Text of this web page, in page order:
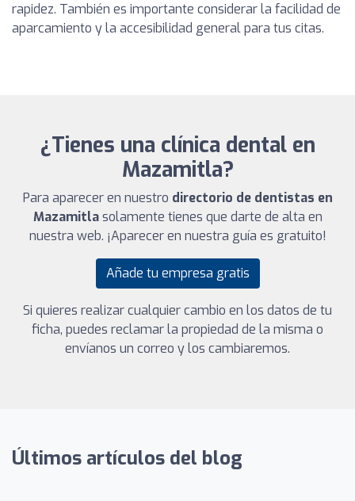
rapidez. También es importante considerar la facilidad de
aparcamiento y la accesibilidad general para tus citas.
¿Tienes una clínica dental en
Mazamitla?
Para aparecer en nuestro directorio de dentistas en
Mazamitlasolamente tienes que darte de alta en
nuestra web. ¡Aparecer en nuestra guía es gratuito!
Añade tu empresa gratis
Si quieres realizar cualquier cambio en los datos de tu
ficha, puedes reclamar la propiedad de la misma o
envíanos un correo y los cambiaremos.
Últimos artículos del blog